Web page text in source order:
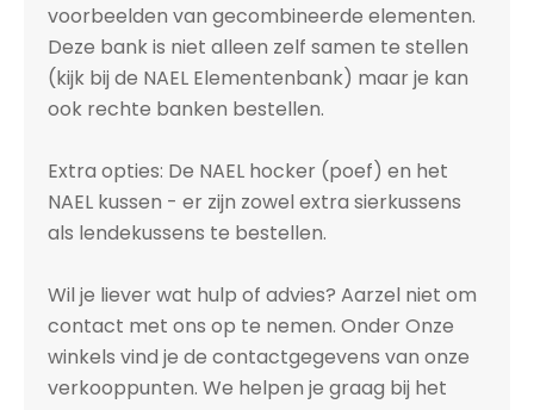
voorbeelden van gecombineerde elementen.
Deze bank is niet alleen zelf samen te stellen
(kijk bij de NAEL Elementenbank) maar je kan
ook rechte banken bestellen.
Extra opties: De NAEL hocker (poef) en het
NAEL kussen - er zijn zowel extra sierkussens
als lendekussens te bestellen.
Wil je liever wat hulp of advies? Aarzel niet om
contact met ons op te nemen. Onder Onze
winkels vind je de contactgegevens van onze
verkooppunten. We helpen je graag bij het